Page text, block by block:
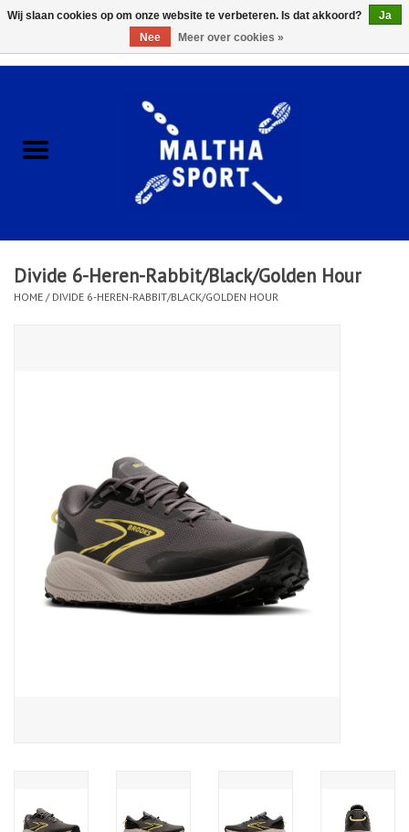
ACCESSOIRES/HARDWARE
KLEDING
CLUBSHOPS
Divide 6-Heren-Rabbit/Black/Golden Hour
HOME / DIVIDE 6-HEREN-RABBIT/BLACK/GOLDEN HOUR
Wij slaan cookies op om onze website te verbeteren. Is dat akkoord?
Ja
Nee
Meer over cookies »